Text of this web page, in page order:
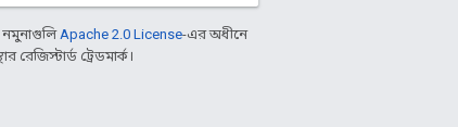
Apache 2.0 License-এর অধীনে
ট্রেডমার্ক।